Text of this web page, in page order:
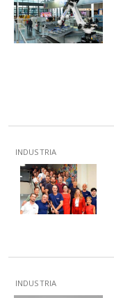
INDUSTRIA
INDUSTRIA